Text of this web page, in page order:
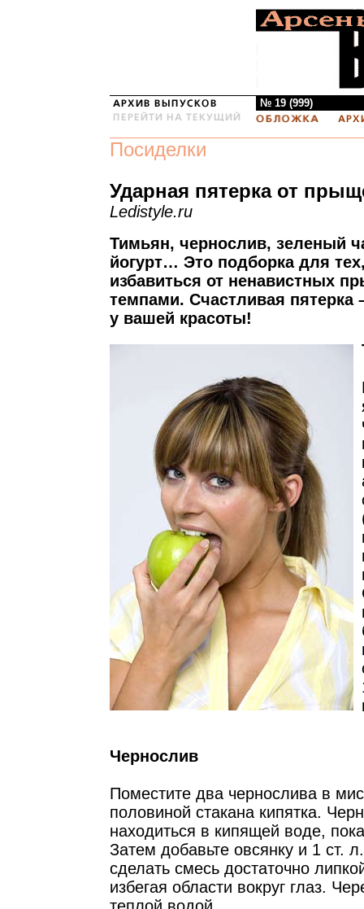
№ 19 (999)
Посиделки
Ударная пятерка от
Ledistyle.ru
Тимьян, чернослив, зеленый
йогурт… Это подборка для
избавиться от ненавистных
темпами. Счастливая пятерка
у вашей красоты!
Чернослив
Поместите два чернослива в
половиной стакана кипятка.
находиться в кипящей воде,
Затем добавьте овсянку и 1 ст.
сделать смесь достаточно
избегая области вокруг глаз.